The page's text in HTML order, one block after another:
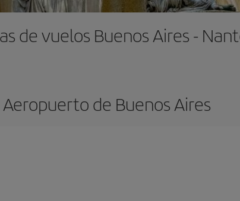
de vuelos Buenos Aires -
Aeropuerto de Buenos Aires